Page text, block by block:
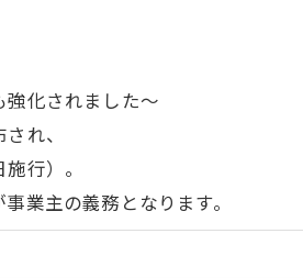
化されました～
れ、
行）。
業主の義務となります。